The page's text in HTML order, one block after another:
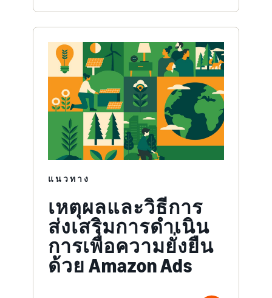
แนวทาง
เหตุผลและวิธีการ
ส่งเสริมการดำเนิน
การเพื่อความยั่งยืน
ด้วย Amazon Ads